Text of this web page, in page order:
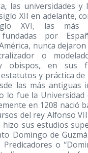
las universidades y
XII en adelante,
XVI, las más
fundadas por
nunca
o
en sus
y práctica de
las más antiguas
lo fue la Universidad
en 1208 nació
del rey Alfonso
sus estudios
Domingo de
o